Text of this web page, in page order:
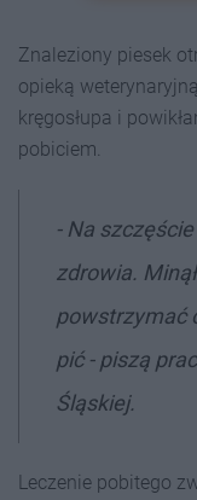
Znaleziony piesek
opieką
kręgosłupa i
pobiciem.
- Na
zdrowia.
powstrzymać
pić - piszą
Śląskiej.
Leczenie pobitego